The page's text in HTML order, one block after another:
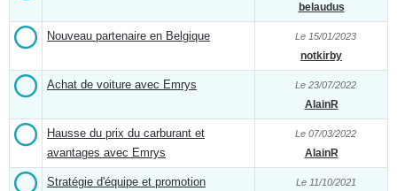
belaudus
Nouveau partenaire en Belgique Le 15/01/2023
notkirby
Achat de voiture avec Emrys Le 23/07/2022
AlainR
Hausse du prix du carburant et
avantages avec Emrys
Le 07/03/2022
AlainR
Stratégie d'équipe et promotion Le 11/10/2021